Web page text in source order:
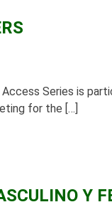
Series is
for the […]
Y